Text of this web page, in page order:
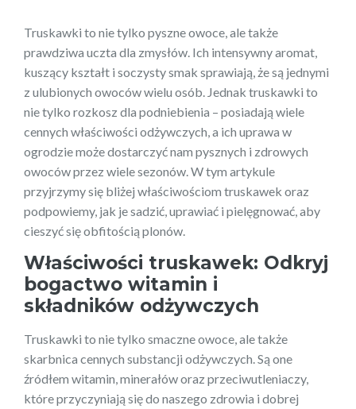
Truskawki to nie tylko pyszne owoce, ale także
prawdziwa uczta dla zmysłów. Ich intensywny aromat,
kuszący kształt i soczysty smak sprawiają, że są jednymi
z ulubionych owoców wielu osób. Jednak truskawki to
nie tylko rozkosz dla podniebienia – posiadają wiele
cennych właściwości odżywczych, a ich uprawa w
ogrodzie może dostarczyć nam pysznych i zdrowych
owoców przez wiele sezonów. W tym artykule
przyjrzymy się bliżej właściwościom truskawek oraz
podpowiemy, jak je sadzić, uprawiać i pielęgnować, aby
cieszyć się obfitością plonów.
Właściwości truskawek: Odkryj
bogactwo witamin i
składników odżywczych
Truskawki to nie tylko smaczne owoce, ale także
skarbnica cennych substancji odżywczych. Są one
źródłem witamin, minerałów oraz przeciwutleniaczy,
które przyczyniają się do naszego zdrowia i dobrej